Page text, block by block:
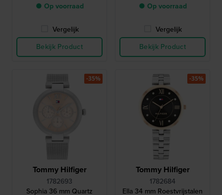
● Op voorraad
Vergelijk
Bekijk Product
● Op voorraad
Vergelijk
Bekijk Product
Tommy Hilfiger
1782693
Sophia 36 mm Quartz
-35%
Tommy Hilfiger
1782684
Ella 34 mm Roestvrijstalen
-35%